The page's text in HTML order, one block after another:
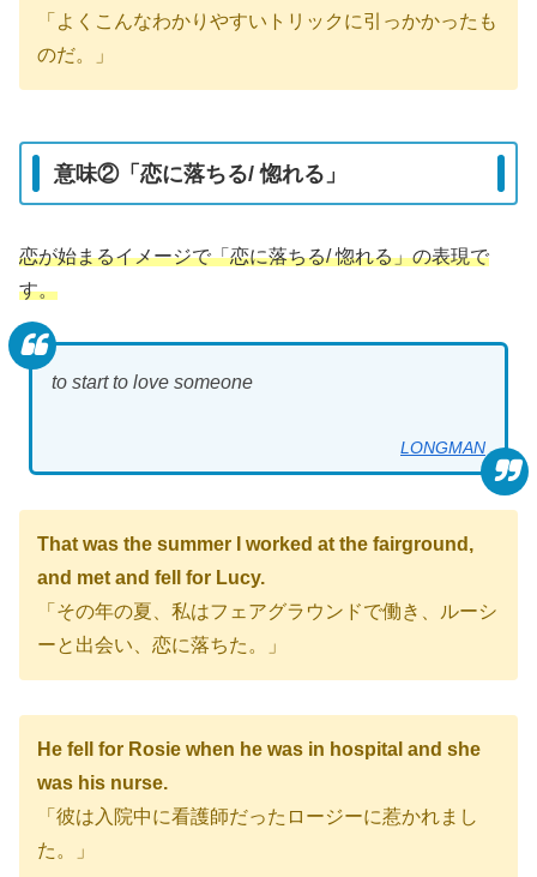
「よくこんなわかりやすいトリックに引っかかったも
のだ。」
意味②「恋に落ちる/ 惚れる」
恋が始まるイメージで「恋に落ちる/ 惚れる」の表現で
す。
to start to love someone
LONGMAN
That was the summer I worked at the fairground,
and met and fell for Lucy.
「その年の夏、私はフェアグラウンドで働き、ルーシ
ーと出会い、恋に落ちた。」
He fell for Rosie when he was in hospital and she
was his nurse.
「彼は入院中に看護師だったロージーに惹かれまし
た。」